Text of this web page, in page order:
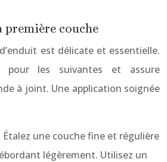
couche
est délicate et essentielle.
pour les suivantes et assure
à joint. Une application soignée
une couche fine et régulière
légèrement. Utilisez un